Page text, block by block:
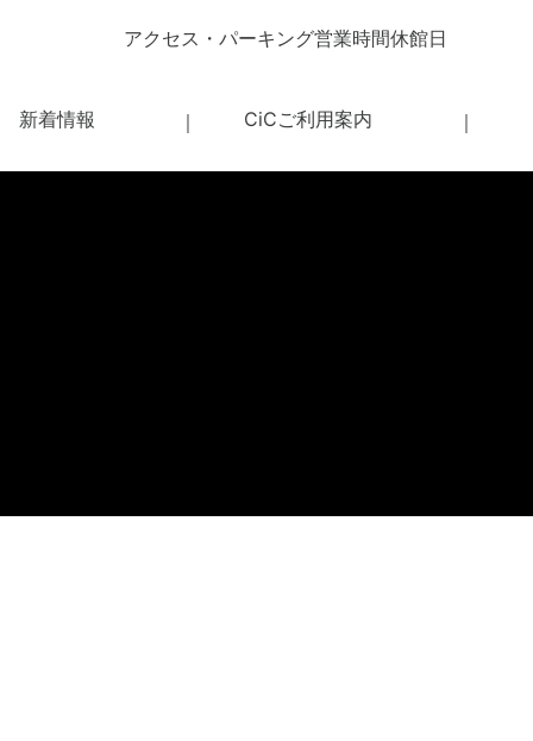
新着情報 CiCご利用案内
アクセス・パーキング営業時間休館日